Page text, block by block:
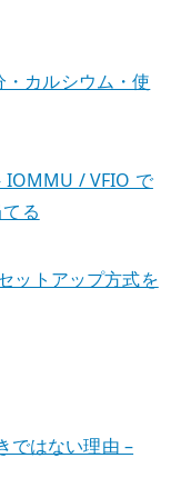
カルシウム・使
IOMMU / VFIO で
る
ットアップ方式を
ではない理由 –